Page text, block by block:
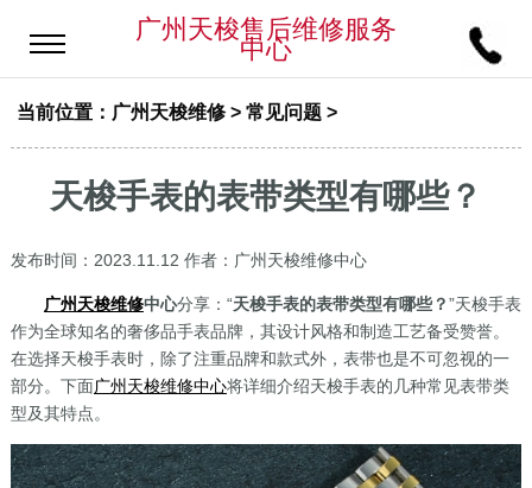
广州天梭售后维修服务
中心
当前位置： 广州天梭维修> 常见问题>
天梭手表的表带类型有哪些？
发布时间：2023.11.12 作者：广州天梭维修中心
广州天梭维修中心分享：“天梭手表的表带类型有哪些？”天梭手表
作为全球知名的奢侈品手表品牌，其设计风格和制造工艺备受赞誉。
在选择天梭手表时，除了注重品牌和款式外，表带也是不可忽视的一
部分。下面广州天梭维修中心将详细介绍天梭手表的几种常见表带类
型及其特点。